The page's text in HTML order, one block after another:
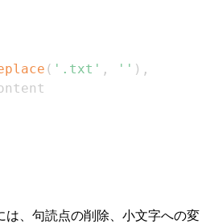
( '.txt' , '' ) ,
は、句読点の削除、小文字への変